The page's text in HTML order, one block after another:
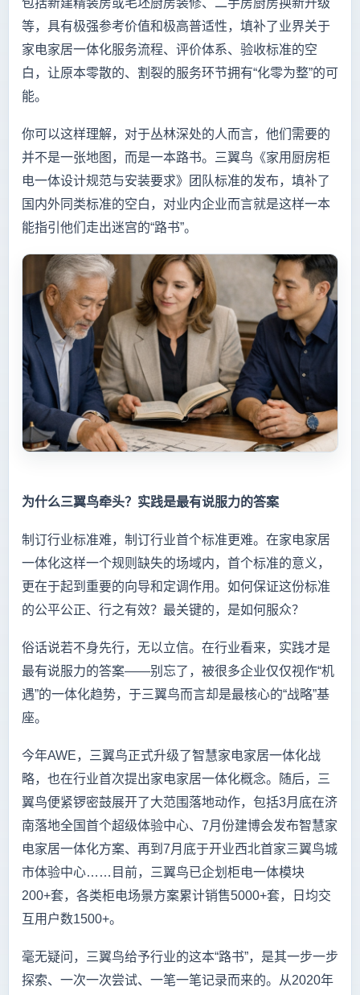
包括新建精装房或毛坯厨房装修、二手房厨房换新升级
等，具有极强参考价值和极高普适性，填补了业界关于
家电家居一体化服务流程、评价体系、验收标准的空
白，让原本零散的、割裂的服务环节拥有“化零为整”的可
能。
你可以这样理解，对于丛林深处的人而言，他们需要的
并不是一张地图，而是一本路书。三翼鸟《家用厨房柜
电一体设计规范与安装要求》团队标准的发布，填补了
国内外同类标准的空白，对业内企业而言就是这样一本
能指引他们走出迷宫的“路书”。
为什么三翼鸟牵头？实践是最有说服力的答案
制订行业标准难，制订行业首个标准更难。在家电家居
一体化这样一个规则缺失的场域内，首个标准的意义，
更在于起到重要的向导和定调作用。如何保证这份标准
的公平公正、行之有效？最关键的，是如何服众？
俗话说若不身先行，无以立信。在行业看来，实践才是
最有说服力的答案——别忘了，被很多企业仅仅视作“机
遇”的一体化趋势，于三翼鸟而言却是最核心的“战略”基
座。
今年AWE，三翼鸟正式升级了智慧家电家居一体化战
略，也在行业首次提出家电家居一体化概念。随后，三
翼鸟便紧锣密鼓展开了大范围落地动作，包括3月底在济
南落地全国首个超级体验中心、7月份建博会发布智慧家
电家居一体化方案、再到7月底于开业西北首家三翼鸟城
市体验中心……目前，三翼鸟已企划柜电一体模块
200+套，各类柜电场景方案累计销售5000+套，日均交
互用户数1500+。
毫无疑问，三翼鸟给予行业的这本“路书”，是其一步一步
探索、一次一次尝试、一笔一笔记录而来的。从2020年